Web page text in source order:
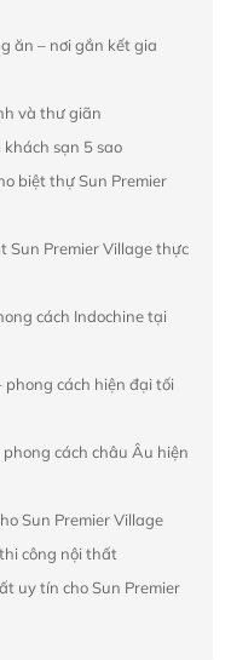
ăn – nơi gắn kết gia
và thư giãn
sạn 5 sao
biệt thự Sun Premier
Sun Premier Village thực
cách Indochine tại
cách hiện đại tối
cách châu Âu hiện
Sun Premier Village
công nội thất
uy tín cho Sun Premier